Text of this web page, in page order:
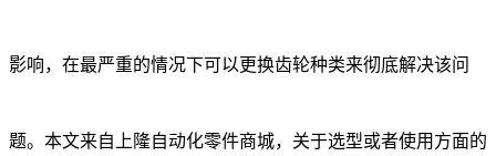
影响，在最严重的情况下可以更换齿轮种类来彻底解决该问
题。本文来自上隆自动化零件商城，关于选型或者使用方面的